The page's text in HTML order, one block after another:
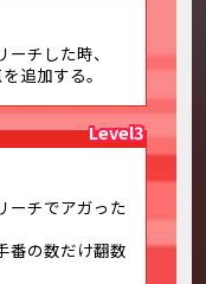
チした時、
追加する。
Level3
ーチでアガった
番の数だけ翻数